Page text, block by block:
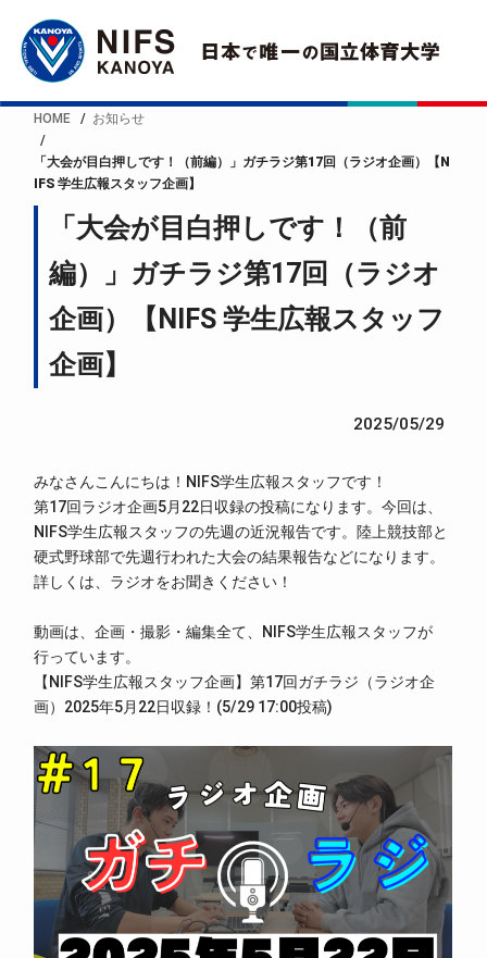
HOME お知らせ
「大会が目白押しです！（前編）」ガチラジ第17回（ラジオ企画）【N
IFS 学生広報スタッフ企画】
「大会が目白押しです！（前
編）」ガチラジ第17回（ラジオ
企画）【NIFS 学生広報スタッフ
企画】
2025/05/29
みなさんこんにちは！NIFS学生広報スタッフです！
第17回ラジオ企画5月22日収録の投稿になります。今回は、
NIFS学生広報スタッフの先週の近況報告です。陸上競技部と
硬式野球部で先週行われた大会の結果報告などになります。
詳しくは、ラジオをお聞きください！
動画は、企画・撮影・編集全て、NIFS学生広報スタッフが
行っています。
【NIFS学生広報スタッフ企画】第17回ガチラジ（ラジオ企
画）2025年5月22日収録！(5/29 17:00投稿)